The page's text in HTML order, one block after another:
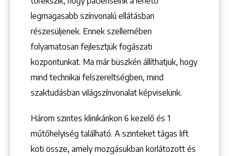
1148 Budapest, Örs vezér tere 2.
Keresés
legmagasabb színvonalú ellátásban
részesüljenek. Ennek szellemében
folyamatosan fejlesztjük fogászati
központunkat. Ma már büszkén állíthatjuk, hogy
mind technikai felszereltségben, mind
szaktudásban világszínvonalat képviselünk.
Három szintes klinikánkon 6 kezelő ­és 1
műtőhelyiség található. A szinteket tágas lift
köti össze, amely mozgásukban korlátozott és